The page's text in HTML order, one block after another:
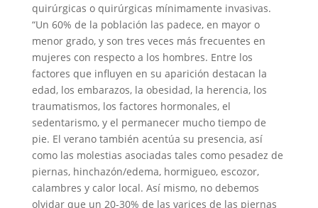
quirúrgicas o quirúrgicas mínimamente invasivas.
“Un 60% de la población las padece, en mayor o
menor grado, y son tres veces más frecuentes en
mujeres con respecto a los hombres. Entre los
factores que influyen en su aparición destacan la
edad, los embarazos, la obesidad, la herencia, los
traumatismos, los factores hormonales, el
sedentarismo, y el permanecer mucho tiempo de
pie. El verano también acentúa su presencia, así
como las molestias asociadas tales como pesadez de
piernas, hinchazón/edema, hormigueo, escozor,
calambres y calor local. Así mismo, no debemos
olvidar que un 20-30% de las varices de las piernas